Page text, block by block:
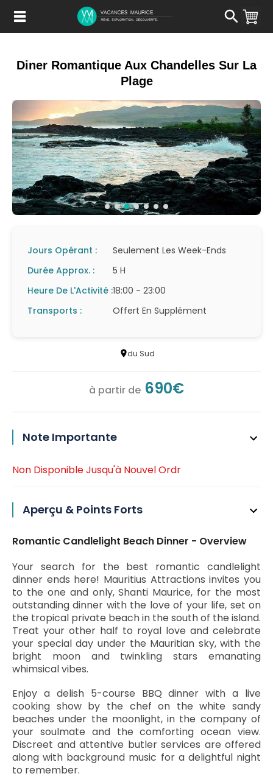
Contenu
Diner Romantique Aux Chandelles Sur La
Plage
Jours Opérant :
Seulement Les Week-Ends
Durée Approx. :
5 H
Heure De L'Activité :18:00 - 23:00
Transports :
Offert En Supplément
du Sud
à partir de 690€
Note Importante
Non Disponible Jusqu'à Nouvel Ordr
Aperçu & Points Forts
Romantic Candlelight Beach Dinner - Overview
Your search for the best romantic candlelight
dinner ends here! Mauritius Attractions invites you
to the one and only, Shanti Maurice, for the most
outstanding dinner with the love of your life, set on
the tropical private beach in the south of the island.
Treat your other half to royal love and celebrate
your special day under the Mauritian sky, with the
bright moon and twinkling stars emanating
whimsical vibes.
Enjoy a delish 5-course BBQ dinner with a live
cooking show by the chef on the white sandy
beaches under the moonlight, in the company of
your soulmate and the comforting ocean view.
Discreet and attentive butler services are offered
along with background music for a delightful night
to remember.